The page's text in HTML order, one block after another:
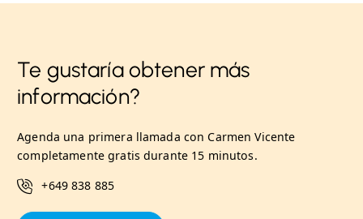
Te gustaría obtener más
información?
Agenda una primera llamada con Carmen Vicente
completamente gratis durante 15 minutos.
+649 838 885